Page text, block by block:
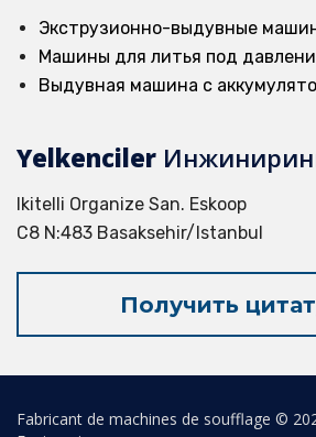
Экструзионно-выдувные
Машины для литья под
Выдувная машина с
Yelkenciler
Ikitelli Organize San. Eskoop
C8 N:483 Basaksehir/Istanbul
Получить
Fabricant de machines de soufflage ©